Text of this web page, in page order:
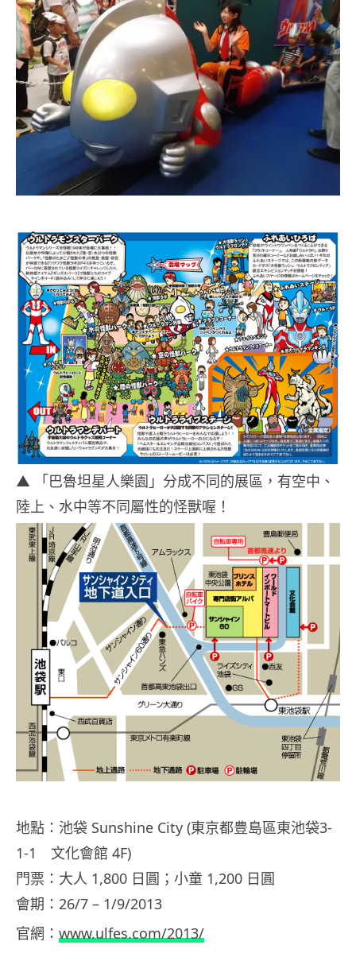
▲ 「巴魯坦星人樂園」分成不同的展區，有空中、
陸上、水中等不同屬性的怪獸喔！
地點：池袋 Sunshine City (東京都豊島區東池袋3-
1-1 文化會館 4F)
門票：大人 1,800 日圓；小童 1,200 日圓
會期：26/7 – 1/9/2013
官網： www.ulfes.com/2013/